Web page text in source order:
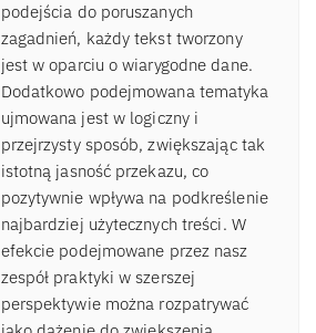
podejścia do poruszanych
zagadnień, każdy tekst tworzony
jest w oparciu o wiarygodne dane.
Dodatkowo podejmowana tematyka
ujmowana jest w logiczny i
przejrzysty sposób, zwiększając tak
istotną jasność przekazu, co
pozytywnie wpływa na podkreślenie
najbardziej użytecznych treści. W
efekcie podejmowane przez nasz
zespół praktyki w szerszej
perspektywie można rozpatrywać